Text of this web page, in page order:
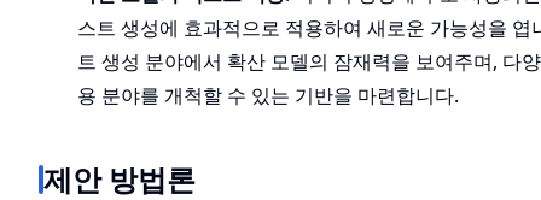
스트 생성에 효과적으로 적용하여 새로운 가능성을 엽
트 생성 분야에서 확산 모델의 잠재력을 보여주며, 다
용 분야를 개척할 수 있는 기반을 마련합니다.
제안 방법론